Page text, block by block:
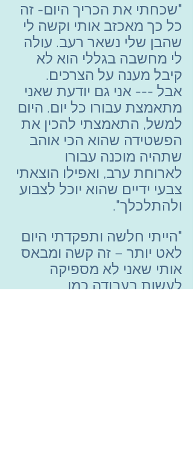
"שכחתי את הכריך היום- זה
כל כך מאכזב אותי וקשה לי
שהבן שלי נשאר רעב. עולה
לי מחשבה בגללי הוא לא
קיבל מענה על הצרכים.
אבל --- אני גם יודעת שאני
מתאמצת עבורו כל יום. היום
למשל, התאמצתי להכין את
הפשטידה שהוא הכי אוהב
שתהיה מוכנה עבורו
לארוחת ערב, ואפילו הוצאתי
צבעי ידיים שהוא יוכל לצבוע
ולהתלכלך".
"הייתי חלשה ותפקדתי היום
לאט יותר – זה קשה ומבאס
אותי שאני לא מספיקה
לעשות בעבודה כמו